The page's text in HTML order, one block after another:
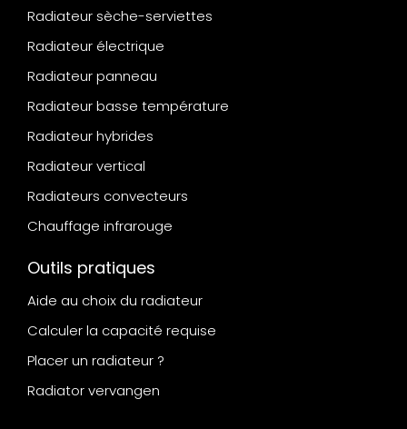
Radiateur sèche-serviettes
Radiateur électrique
Radiateur panneau
Radiateur basse température
Radiateur hybrides
Radiateur vertical
Radiateurs convecteurs
Chauffage infrarouge
Outils pratiques
Aide au choix du radiateur
Calculer la capacité requise
Placer un radiateur ?
Radiator vervangen